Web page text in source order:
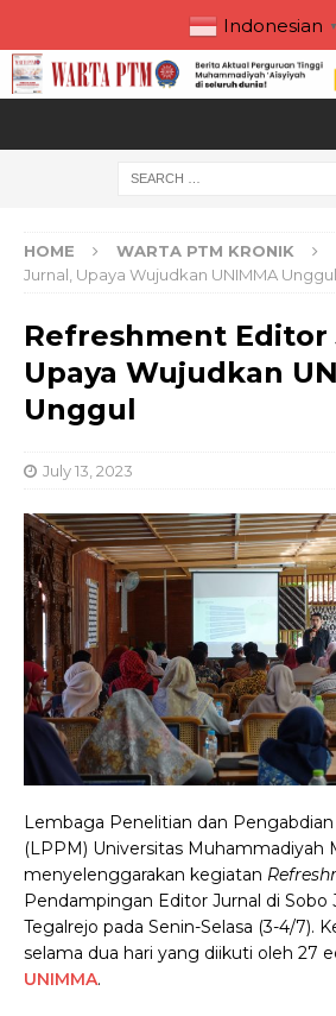
Indonesian ▼
HOME WARTA PTM KRONIK
Jurnal, Upaya Wujudkan UNIMMA Unggul
Refreshment Editor
Upaya Wujudkan
Unggul
July 13, 2023
Lembaga Penelitian dan
(LPPM) Universitas Muhammadiyah
menyelenggarakan kegiatan
Pendampingan Editor Jurnal di Sobo
Tegalrejo pada Senin-Selasa (3-4/7).
selama dua hari yang diikuti oleh 27
UNIMMA.